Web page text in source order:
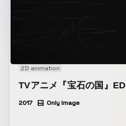
2D animation
TVアニメ『宝石の国』ED
2017 Only Image